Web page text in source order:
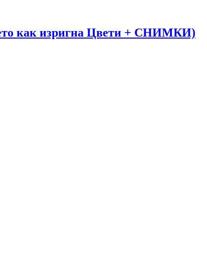
как изригна Цвети + СНИМКИ)